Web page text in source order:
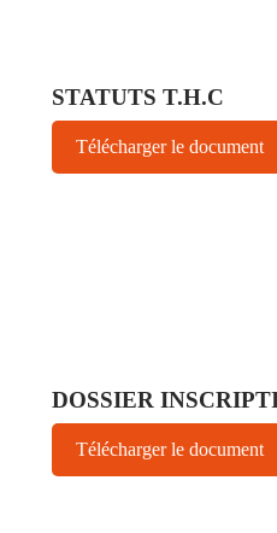
STATUTS T.H.C
Télécharger le document
DOSSIER
Télécharger le document